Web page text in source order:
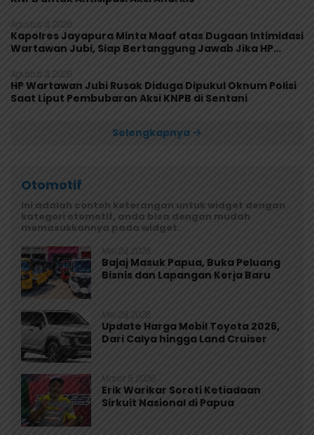
Agustus 3, 2026
Kapolres Jayapura Minta Maaf atas Dugaan Intimidasi
Wartawan Jubi, Siap Bertanggung Jawab Jika HP
Agustus 3, 2026
HP Wartawan Jubi Rusak Diduga Dipukul Oknum Polisi
Saat Liput Pembubaran Aksi KNPB di Sentani
Selengkapnya
Otomotif
Ini adalah contoh keterangan untuk widget dengan
kategori otomotif, anda bisa dengan mudah
memasukkannya pada widget.
Mei 29, 2026
Bajaj Masuk Papua, Buka Peluang
Bisnis dan Lapangan Kerja Baru
Mei 29, 2026
Update Harga Mobil Toyota 2026,
Dari Calya hingga Land Cruiser
Maret 5, 2026
Erik Warikar Soroti Ketiadaan
Sirkuit Nasional di Papua